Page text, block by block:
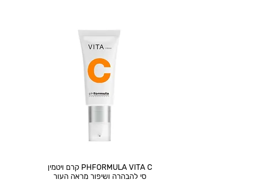
PHFORMULA VITA C קרם ויטמין
סי להבהרה ושיפור מראה העור